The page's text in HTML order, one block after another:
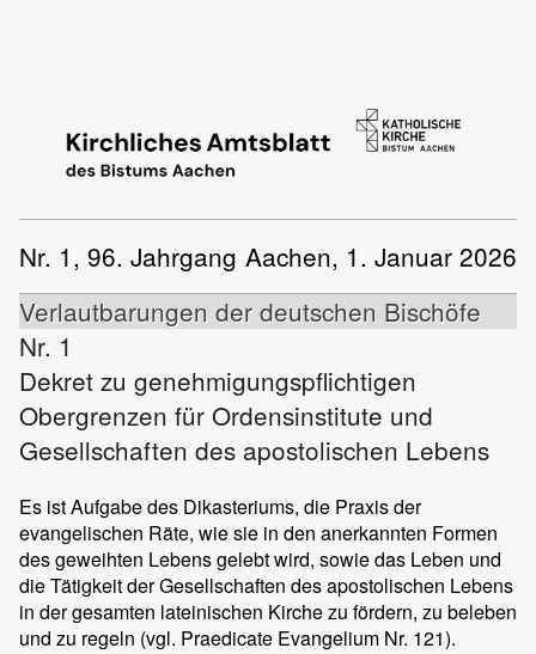
Nr. 1, 96. Jahrgang Aachen, 1. Januar 2026
Verlautbarungen der deutschen Bischöfe
Nr. 1
Dekret zu genehmigungspflichtigen
Obergrenzen für Ordensinstitute und
Gesellschaften des apostolischen Lebens
Es ist Aufgabe des Dikasteriums, die Praxis der
evangelischen Räte, wie sie in den anerkannten Formen
des geweihten Lebens gelebt wird, sowie das Leben und
die Tätigkeit der Gesellschaften des apostolischen Lebens
in der gesamten lateinischen Kirche zu fördern, zu beleben
und zu regeln (vgl. Praedicate Evangelium Nr. 121).